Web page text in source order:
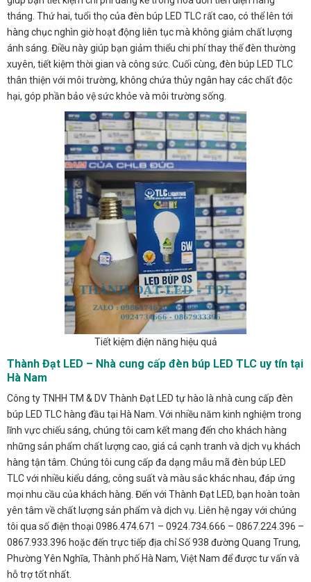
tháng. Thứ hai, tuổi thọ của đèn búp LED TLC rất cao, có thể lên tới
hàng chục nghìn giờ hoạt động liên tục mà không giảm chất lượng
ánh sáng. Điều này giúp bạn giảm thiểu chi phí thay thế đèn thường
xuyên, tiết kiệm thời gian và công sức. Cuối cùng, đèn búp LED TLC
thân thiện với môi trường, không chứa thủy ngân hay các chất độc
hại, góp phần bảo vệ sức khỏe và môi trường sống.
Tiết kiệm điện năng hiệu quả
Thành Đạt LED – Nhà cung cấp đèn búp LED TLC uy tín tại
Hà Nam
Công ty TNHH TM & DV Thành Đạt LED tự hào là nhà cung cấp đèn
búp LED TLC hàng đầu tại Hà Nam. Với nhiều năm kinh nghiệm trong
lĩnh vực chiếu sáng, chúng tôi cam kết mang đến cho khách hàng
những sản phẩm chất lượng cao, giá cả cạnh tranh và dịch vụ khách
hàng tận tâm. Chúng tôi cung cấp đa dạng mẫu mã đèn búp LED
TLC với nhiều kiểu dáng, công suất và màu sắc khác nhau, đáp ứng
mọi nhu cầu của khách hàng. Đến với Thành Đạt LED, bạn hoàn toàn
yên tâm về chất lượng sản phẩm và dịch vụ. Liên hệ ngay với chúng
tôi qua số điện thoại 0986.474.671 – 0924.734.666 – 0867.224.396 –
0867.933.396 hoặc đến trực tiếp địa chỉ Số 938 đường Quang Trung,
Phường Yên Nghĩa, Thành phố Hà Nam, Việt Nam để được tư vấn và
hỗ trợ tốt nhất.